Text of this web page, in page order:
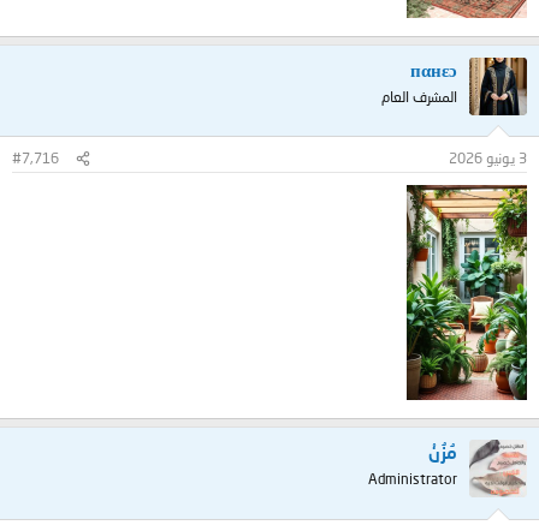
пαнεɔ
المشرف العام
3 يونيو 2026 #7,716
مُزُنْ
Administrator